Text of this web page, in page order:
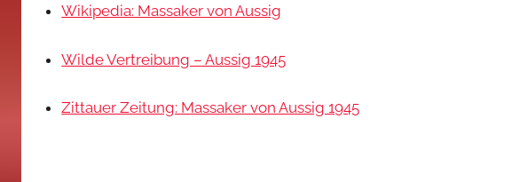
Wikipedia: Massaker von Aussig
Wilde Vertreibung – Aussig 1945
Zittauer Zeitung: Massaker von Aussig 1945